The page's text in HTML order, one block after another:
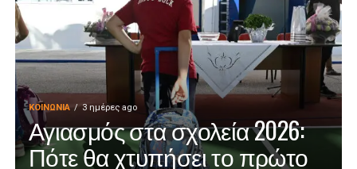
ΚΟΙΝΩΝΊΑ 3 ημέρες ago
Αγιασμός στα σχολεία 2026:
Πότε θα χτυπήσει το πρώτο